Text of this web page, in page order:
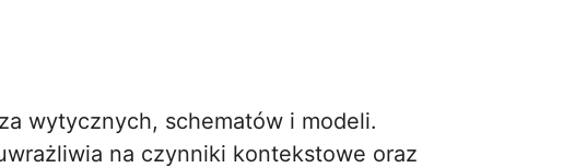
wytycznych, schematów i modeli.
na czynniki kontekstowe oraz